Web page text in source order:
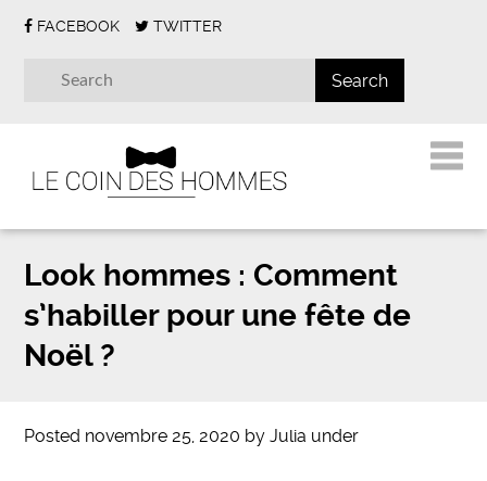
FACEBOOK TWITTER
Look hommes : Comment
s’habiller pour une fête de
Noël ?
Posted novembre 25, 2020 byJulia under